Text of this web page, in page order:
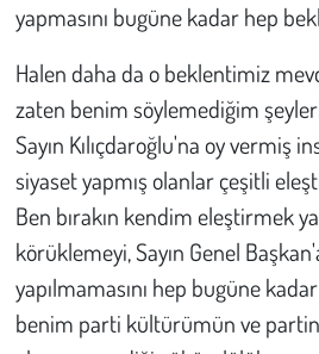
yapmasını bugüne kadar hep
Halen daha da o beklentimiz
zaten benim söylemediğim
Sayın Kılıçdaroğlu'na oy vermiş
siyaset yapmış olanlar çeşitli
Ben bırakın kendim eleştirmek
körüklemeyi, Sayın Genel
yapılmamasını hep bugüne
benim parti kültürümün ve